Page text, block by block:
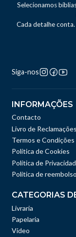
Selecionamos
Cada detalhe
Siga-nos
INFORMAÇÕES
Contacto
Livro de Reclamações
Termos e Condições
Política de Cookies
Política de
Politica de
CATEGORIAS
Livraria
Papelaria
Vídeo